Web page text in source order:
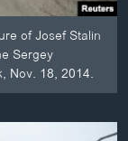
of Josef Stalin
Sergey
Nov. 18, 2014.